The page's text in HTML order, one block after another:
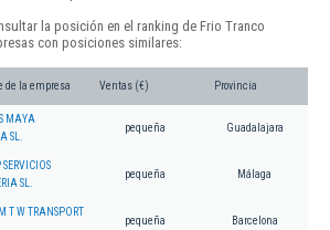
la posición en el ranking de Frio Tranco
con posiciones similares:
de la empresa Ventas (€) Provincia
MAYA
SL.
pequeña Guadalajara
SERVICIOS
SL.
pequeña Málaga
T W TRANSPORT
pequeña Barcelona